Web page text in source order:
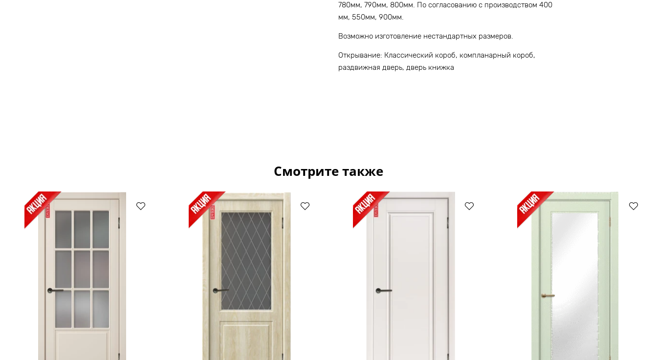
780мм, 790мм, 800мм. По согласованию с производством 400
мм, 550мм, 900мм.
Возможно изготовление нестандартных размеров.
Открывание: Классический короб, компланарный короб,
раздвижная дверь, дверь книжка
Смотрите также